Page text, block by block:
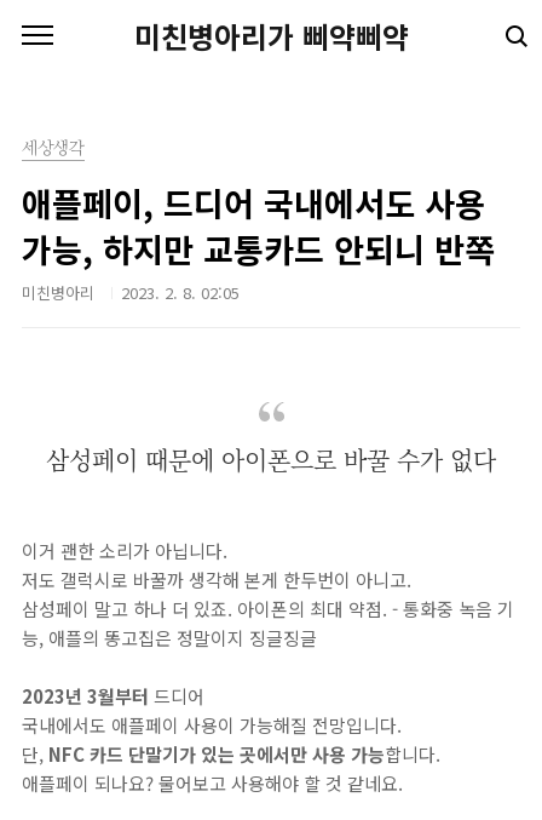
미친병아리가 삐약삐약
세상생각
애플페이, 드디어 국내에서도 사용
가능, 하지만 교통카드 안되니 반쪽
미친병아리 2023. 2. 8. 02:05
삼성페이 때문에 아이폰으로 바꿀 수가 없다
이거 괜한 소리가 아닙니다.
저도 갤럭시로 바꿀까 생각해 본게 한두번이 아니고.
삼성페이 말고 하나 더 있죠. 아이폰의 최대 약점. - 통화중 녹음 기
능, 애플의 똥고집은 정말이지 징글징글
2023년 3월부터 드디어
국내에서도 애플페이 사용이 가능해질 전망입니다.
단, NFC 카드 단말기가 있는 곳에서만 사용 가능합니다.
애플페이 되나요? 물어보고 사용해야 할 것 같네요.